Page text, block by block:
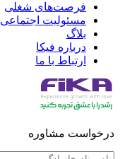
فرصت‌های شغلی
مسئولیت اجتماعی
بلاگ
درباره فیکا
ارتباط با ما
درخواست مشاوره